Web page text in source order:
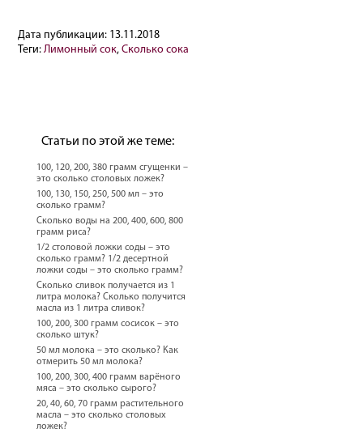
Дата публикации: 13.11.2018
Теги:Лимонный сок,Сколько сока
Статьи по этой же теме:
100, 120, 200, 380 грамм сгущенки –
это сколько столовых ложек?
100, 130, 150, 250, 500 мл – это
сколько грамм?
Сколько воды на 200, 400, 600, 800
грамм риса?
1/2 столовой ложки соды – это
сколько грамм? 1/2 десертной
ложки соды – это сколько грамм?
Сколько сливок получается из 1
литра молока? Сколько получится
масла из 1 литра сливок?
100, 200, 300 грамм сосисок – это
сколько штук?
50 мл молока – это сколько? Как
отмерить 50 мл молока?
100, 200, 300, 400 грамм варёного
мяса – это сколько сырого?
20, 40, 60, 70 грамм растительного
масла – это сколько столовых
ложек?